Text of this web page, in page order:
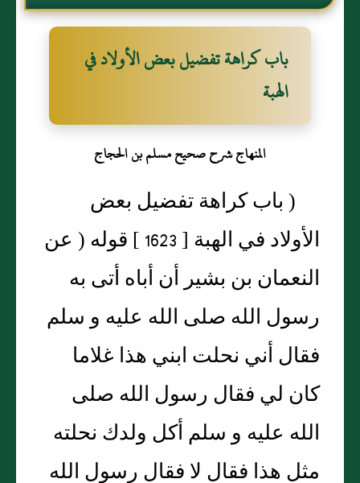
باب كراهة تفضيل بعض الأولاد في
الهبة
المنهاج شرح صحيح مسلم بن الحجاج
( باب كراهة تفضيل بعض
الأولاد في الهبة [ 1623 ] قوله ( عن
النعمان بن بشير أن أباه أتى به
رسول الله صلى الله عليه و سلم
فقال أني نحلت ابني هذا غلاما
كان لي فقال رسول الله صلى
الله عليه و سلم أكل ولدك نحلته
مثل هذا فقال لا فقال رسول الله